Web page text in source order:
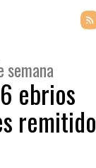
semana
ebrios